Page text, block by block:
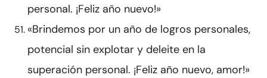
personal. ¡Feliz año nuevo!»
«Brindemos por un año de logros personales,
potencial sin explotar y deleite en la
superación personal. ¡Feliz año nuevo, amor!»